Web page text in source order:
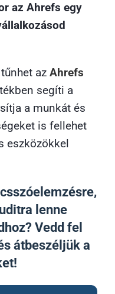
az Ahrefs egy
az Ahrefs
segíti a
a munkát és
is fellehet
eszközökkel
lenne
Vedd fel
átbeszéljük a